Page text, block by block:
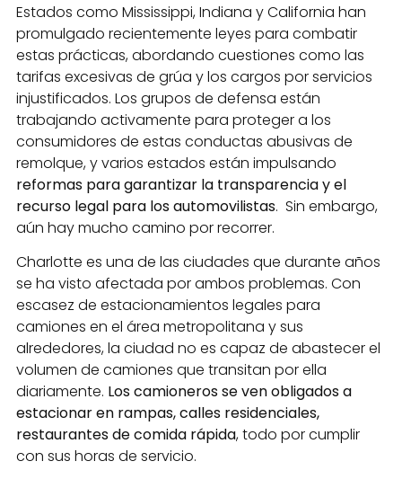
Estados como Mississippi, Indiana y California han
promulgado recientemente leyes para combatir
estas prácticas, abordando cuestiones como las
tarifas excesivas de grúa y los cargos por servicios
injustificados. Los grupos de defensa están
trabajando activamente para proteger a los
consumidores de estas conductas abusivas de
remolque, y varios estados están impulsando
reformas para garantizar la transparencia y el
recurso legal para los automovilistas. Sin embargo,
aún hay mucho camino por recorrer.
Charlotte es una de las ciudades que durante años
se ha visto afectada por ambos problemas. Con
escasez de estacionamientos legales para
camiones en el área metropolitana y sus
alrededores, la ciudad no es capaz de abastecer el
volumen de camiones que transitan por ella
diariamente. Los camioneros se ven obligados a
estacionar en rampas, calles residenciales,
restaurantes de comida rápida, todo por cumplir
con sus horas de servicio.